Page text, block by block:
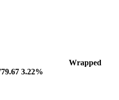
Wrapped
3.22%